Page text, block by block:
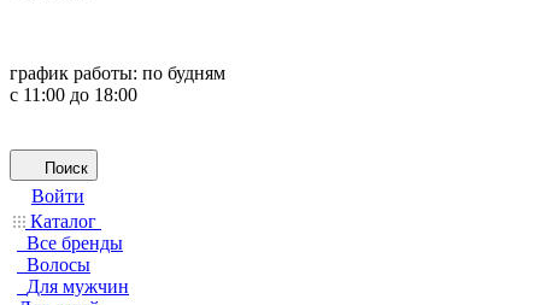
график работы: по будням
с 11:00 до 18:00
Поиск
Войти
Каталог
Все бренды
Волосы
Для мужчин